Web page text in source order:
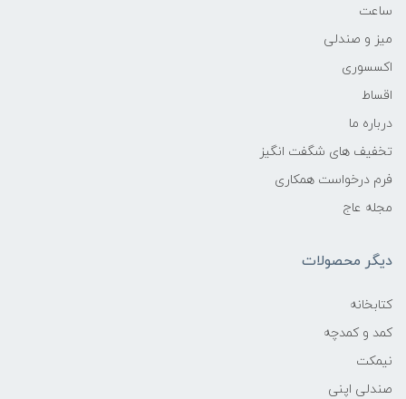
ساعت
میز و صندلی
اکسسوری
اقساط
درباره ما
تخفیف های شگفت انگیز
فرم درخواست همکاری
مجله عاج
دیگر محصولات
کتابخانه
کمد و کمدچه
نیمکت
صندلی اپنی